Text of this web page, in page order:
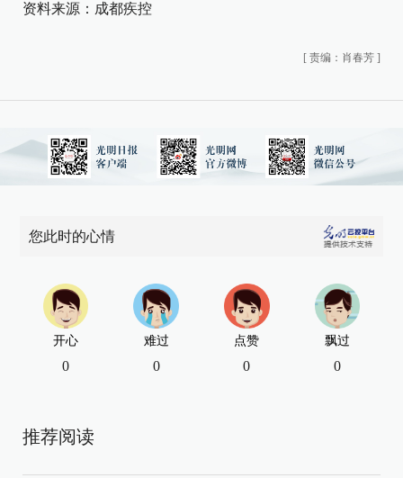
资料来源：成都疾控
[ 责编：肖春芳 ]
您此时的心情
开心
0
难过
0
点赞
0
飘过
0
推荐阅读